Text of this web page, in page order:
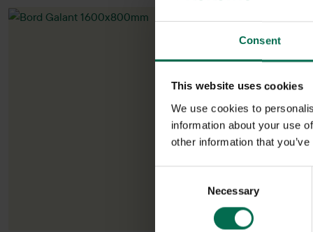
Consent
This website uses cookies
We use cookies to
information about your use
other information that
Necessary